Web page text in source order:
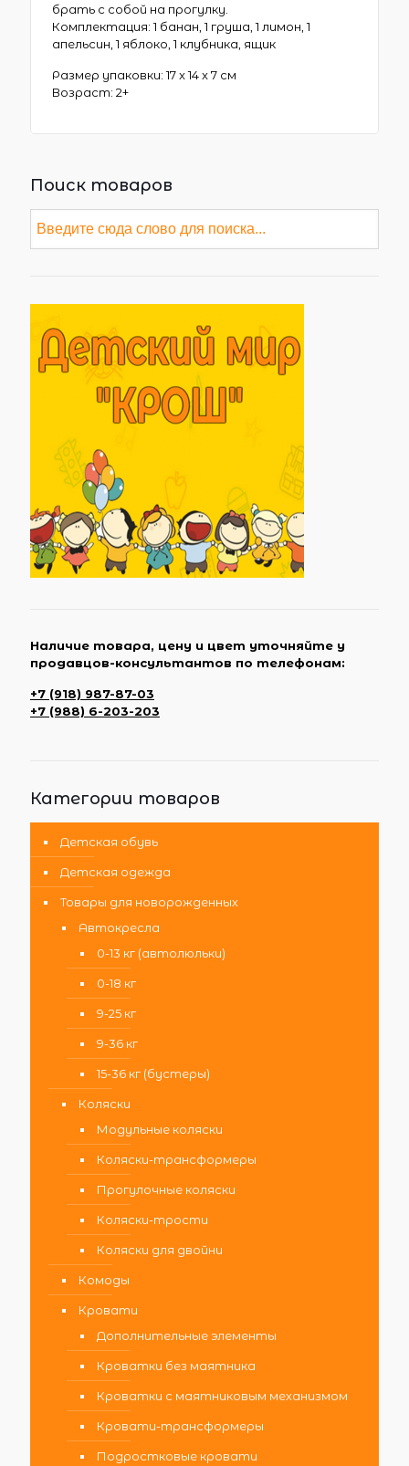
брать с собой на прогулку.
Комплектация: 1 банан, 1 груша, 1 лимон, 1
апельсин, 1 яблоко, 1 клубника, ящик
Размер упаковки: 17 x 14 x 7 см
Возраст: 2+
Поиск товаров
Наличие товара, цену и цвет уточняйте у
продавцов-консультантов по телефонам:
+7 (918) 987-87-03
+7 (988) 6-203-203
Категории товаров
Детская обувь
Детская одежда
Товары для новорожденных
Автокресла
0-13 кг (автолюльки)
0-18 кг
9-25 кг
9-36 кг
15-36 кг (бустеры)
Коляски
Модульные коляски
Коляски-трансформеры
Прогулочные коляски
Коляски-трости
Коляски для двойни
Комоды
Кровати
Дополнительные элементы
Кроватки без маятника
Кроватки с маятниковым механизмом
Кровати-трансформеры
Подростковые кровати